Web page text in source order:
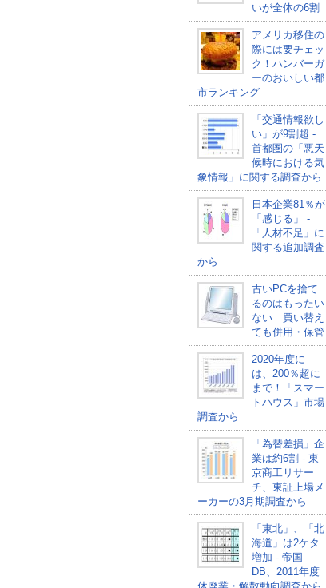
いが全体の6割
アメリカ移住の
際には要チェッ
ク！ハンバーガ
ーのおいしい都
市ランキング
「交通情報欲し
い」が9割超 -
首都圏の「悪天
候時における気
象情報」に関する調査から
日本企業81％が
「感じる」 -
「人材不足」に
関する追加調査
から
古いPCを捨て
るのはもったい
ない 買い替え
ても併用・保管
2020年度に
は、200％超に
まで！「スマー
トハウス」市場
調査から
「為替差損」企
業は約6割 - 東
京商工リサー
チ、東証上場メ
ーカーの3月期調査から
「東北」、「北
海道」は2ケタ
増加 - 帝国
DB、2011年度